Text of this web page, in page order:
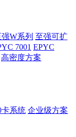
W系列 至强可扩
7001 EPYC
高密度方案
卡系统 企业级方案